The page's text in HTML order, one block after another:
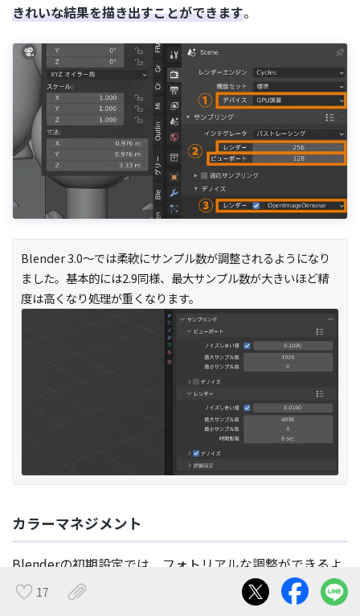
17
きれいな結果を描き出すことができます。
Blender 3.0～では柔軟にサンプル数が調整されるようになり
ました。基本的には2.9同様、最大サンプル数が大きいほど精
度は高くなり処理が重くなります。
カラーマネジメント
Blenderの初期設定では、フォトリアルな調整ができるよ
うに色がぼんやり淡く変換される
ようになっています。反
面、思い通りの色を出す上でこれが邪魔になることも。不